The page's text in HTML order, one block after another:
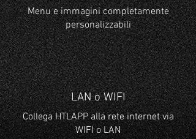
Menu e immagini completamente
personalizzabili
LAN o WIFI
Collega HTLAPP alla rete internet via
WIFI o LAN